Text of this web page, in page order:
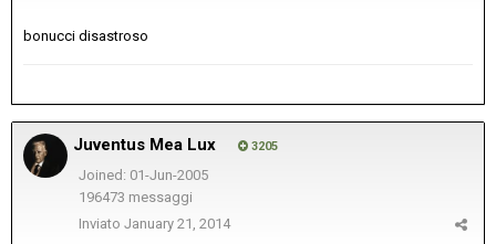
bonucci disastroso
Juventus Mea Lux 3205
Joined: 01-Jun-2005
196473 messaggi
Inviato January 21, 2014